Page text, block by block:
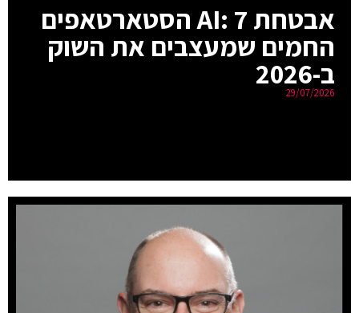
אבטחת AI: 7 הסטארטאפים
החמים שמעצבים את השוק
ב-2026
29/07/2026